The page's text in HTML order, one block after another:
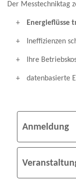
Der Messtechniktag
Energieflüsse
Ineffizienzen
Ihre
datenbasierte
Anmeldung